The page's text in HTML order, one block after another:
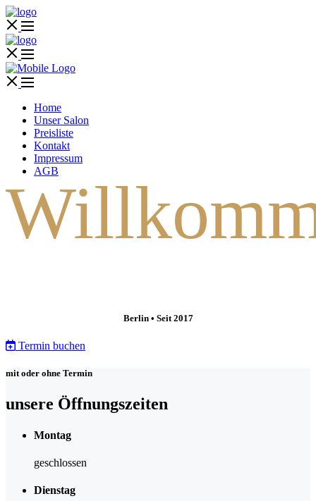
Home
Unser Salon
Preisliste
Kontakt
Impressum
AGB
Berlin • Seit 2017
Termin buchen
mit oder ohne Termin
unsere Öffnungszeiten
Montag
geschlossen
Dienstag